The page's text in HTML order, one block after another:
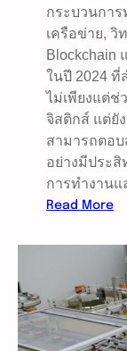
ไ
ข
สำ
ห
รั
บ
ใ
ช้
ล
ด
ย่
น
กระบวนการ
เครือข่าย, วิ
Blockchain
ในปี 2024 ที่
ไม่เพียงแต่ช่
จิสติกส์ แต่ยั
สามารถตอบ
อย่างมีประ
การทำงานแ
Read More:
ล
ส
ติ
ก